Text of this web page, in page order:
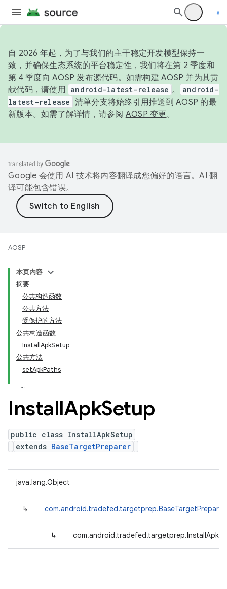
自 2026 年起，为了与我们的主干稳定开发模型保持一
致，并确保生态系统的平台稳定性，我们将在第 2 季度和
第 4 季度向 AOSP 发布源代码。如需构建 AOSP 并为其贡
献代码，请使用 android-latest-release 。
android-
latest-release 清单分支将始终引用推送到 AOSP 的最
新版本。如需了解详情，请参阅 AOSP 变更。
Google 会使用 AI 技术将内容翻译成您偏好的语言。AI 翻
译可能包含错误。
AOSP
本页内容
摘要
公共构造函数
公共方法
受保护的方法
公共构造函数
InstallApkSetup
公共方法
setApkPaths
InstallApkSetup
public class InstallApkSetup
extends BaseTargetPreparer
java.lang.Object
↳ com.android.tradefed.targetprep.BaseTargetPreparer
↳